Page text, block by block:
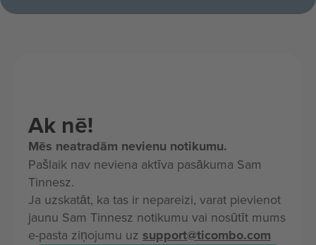
Ak nē!
Mēs neatradām nevienu notikumu.
Pašlaik nav neviena aktīva pasākuma Sam
Tinnesz.
Ja uzskatāt, ka tas ir nepareizi, varat pievienot
jaunu Sam Tinnesz notikumu vai nosūtīt mums
e-pasta ziņojumu uz support@ticombo.com